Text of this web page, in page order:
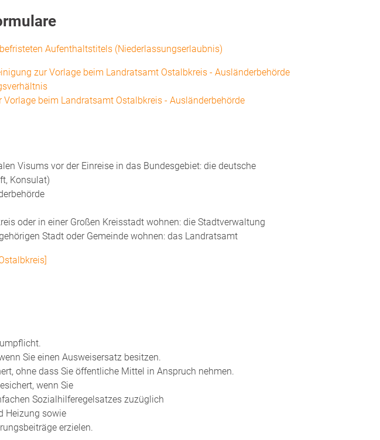
Aufenthaltstitels (Niederlassungserlaubnis)
zur Vorlage beim Landratsamt Ostalbkreis - Ausländerbehörde
beim Landratsamt Ostalbkreis - Ausländerbehörde
Visums vor der Einreise in das Bundesgebiet: die deutsche
Konsulat)
oder in einer Großen Kreisstadt wohnen: die Stadtverwaltung
Stadt oder Gemeinde wohnen: das Landratsamt
Sie einen Ausweisersatz besitzen.
ohne dass Sie öffentliche Mittel in Anspruch nehmen.
wenn Sie
Sozialhilferegelsatzes zuzüglich
Heizung sowie
erzielen.